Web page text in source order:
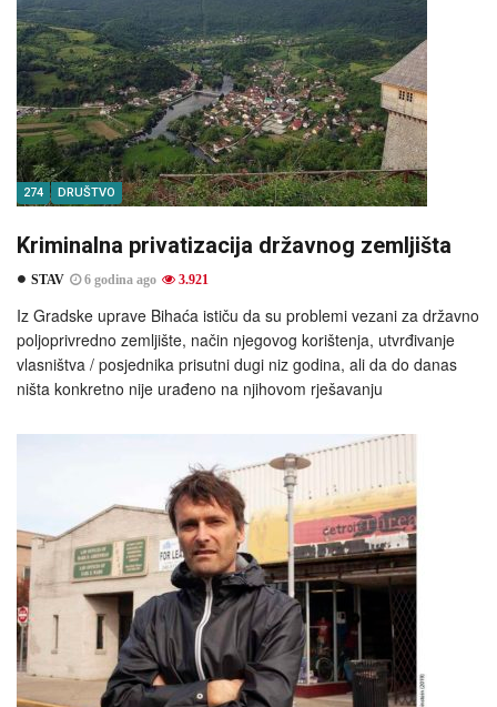
274 DRUŠTVO
Kriminalna privatizacija državnog zemljišta
STAV 6 godina ago 3.921
Iz Gradske uprave Bihaća ističu da su problemi vezani za državno
poljoprivredno zemljište, način njegovog korištenja, utvrđivanje
vlasništva / posjednika prisutni dugi niz godina, ali da do danas
ništa konkretno nije urađeno na njihovom rješavanju